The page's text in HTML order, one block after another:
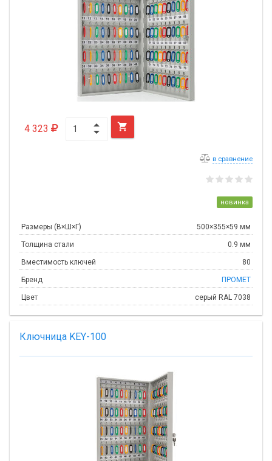
4 323 
в сравнение
новинка
Размеры (В×Ш×Г) 500×355×59 мм
Толщина стали 0.9 мм
Вместимость ключей 80
Бренд ПРОМЕТ
Цвет серый RAL 7038
Ключница KEY-100